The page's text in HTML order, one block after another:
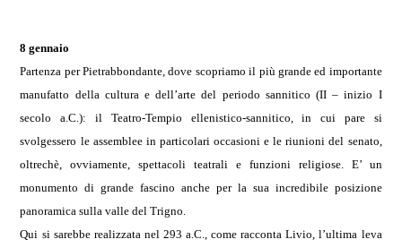
8 gennaio
Partenza per Pietrabbondante, dove scopriamo il più grande ed importante
manufatto della cultura e dell’arte del periodo sannitico (II – inizio I
secolo a.C.): il Teatro-Tempio ellenistico-sannitico, in cui pare si
svolgessero le assemblee in particolari occasioni e le riunioni del senato,
oltrechè, ovviamente, spettacoli teatrali e funzioni religiose. E’ un
monumento di grande fascino anche per la sua incredibile posizione
panoramica sulla valle del Trigno.
Qui si sarebbe realizzata nel 293 a.C., come racconta Livio, l’ultima leva